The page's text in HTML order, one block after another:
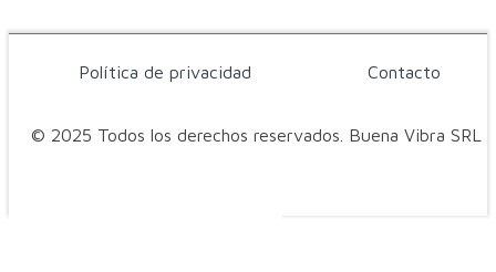
© 2025 Todos los derechos reservados. Buena Vibra SRL
Política de privacidad Contacto